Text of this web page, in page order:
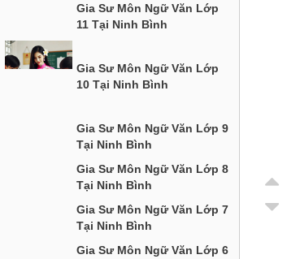
Gia Sư Môn Ngữ Văn Lớp
11 Tại Ninh Bình
Gia Sư Môn Ngữ Văn Lớp
10 Tại Ninh Bình
Gia Sư Môn Ngữ Văn Lớp 9
Tại Ninh Bình
Gia Sư Môn Ngữ Văn Lớp 8
Tại Ninh Bình
Gia Sư Môn Ngữ Văn Lớp 7
Tại Ninh Bình
Gia Sư Môn Ngữ Văn Lớp 6